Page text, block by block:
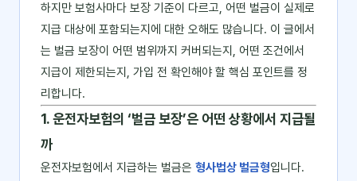
하지만 보험사마다 보장 기준이 다르고, 어떤 벌금이 실제로
지급 대상에 포함되는지에 대한 오해도 많습니다. 이 글에서
는 벌금 보장이 어떤 범위까지 커버되는지, 어떤 조건에서
지급이 제한되는지, 가입 전 확인해야 할 핵심 포인트를 정
리합니다.
1. 운전자보험의 ‘벌금 보장’은 어떤 상황에서 지급될
까
운전자보험에서 지급하는 벌금은 형사법상 벌금형입니다.